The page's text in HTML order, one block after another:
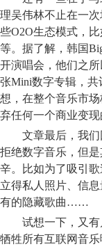
理吴伟林不止在一
些O2O生态模式，
等。据了解，韩国
开演唱会，他们之
张Mini数字专辑，共
想，在整个音乐市
弃任何一个商业变现
文章最后，我
拒绝数字音乐，但
辛。比如为了吸引
立得私人照片、信
有的隐藏歌曲……
试想一下，又
牺牲所有互联网音